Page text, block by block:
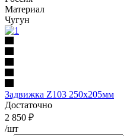
Материал
Чугун
Задвижка Z103 250х205мм
Достаточно
2 850 ₽
/шт